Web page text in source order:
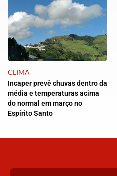
CLIMA
Incaper prevê chuvas dentro da
média e temperaturas acima
do normal em março no
Espírito Santo